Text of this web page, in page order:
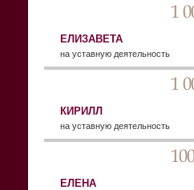
1
ЕЛИЗАВЕТА
на уставную деятельность
1
КИРИЛЛ
на уставную деятельность
ЕЛЕНА